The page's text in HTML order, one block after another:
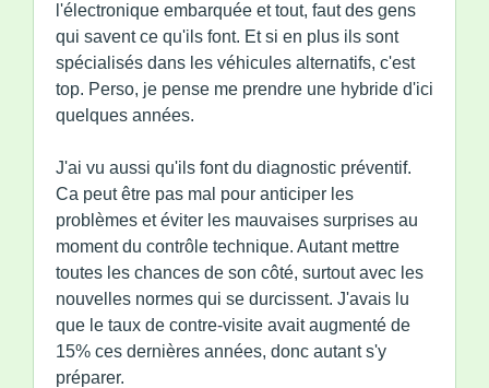
l'électronique embarquée et tout, faut des gens
qui savent ce qu'ils font. Et si en plus ils sont
spécialisés dans les véhicules alternatifs, c'est
top. Perso, je pense me prendre une hybride d'ici
quelques années.
J'ai vu aussi qu'ils font du diagnostic préventif.
Ca peut être pas mal pour anticiper les
problèmes et éviter les mauvaises surprises au
moment du contrôle technique. Autant mettre
toutes les chances de son côté, surtout avec les
nouvelles normes qui se durcissent. J'avais lu
que le taux de contre-visite avait augmenté de
15% ces dernières années, donc autant s'y
préparer.